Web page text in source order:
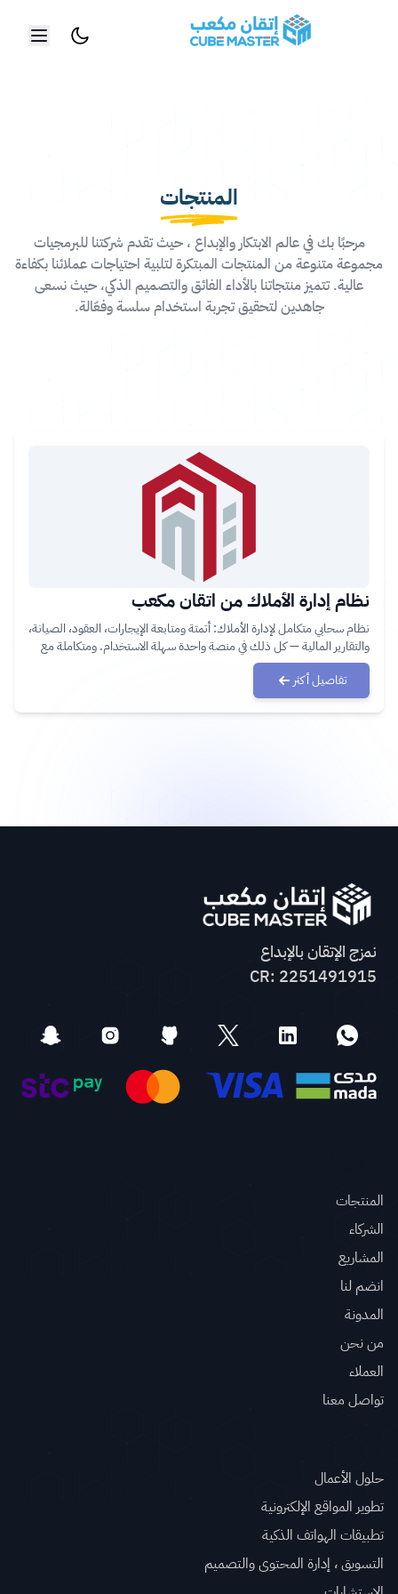
تخطي إلى المحتوى الرئيسي
المنتجات
مرحبًا بك في عالم الابتكار والإبداع ، حيث تقدم شركتنا للبرمجيات
مجموعة متنوعة من المنتجات المبتكرة لتلبية احتياجات عملائنا بكفاءة
عالية. تتميز منتجاتنا بالأداء الفائق والتصميم الذكي، حيث نسعى
جاهدين لتحقيق تجربة استخدام سلسة وفعّالة.
نظام إدارة الأملاك من اتقان مكعب
نظام سحابي متكامل لإدارة الأملاك: أتمتة ومتابعة الإيجارات، العقود، الصيانة،
والتقارير المالية — كل ذلك في منصة واحدة سهلة الاستخدام. ومتكاملة مع
الأنظمة الحكومية.
تفاصيل أكثر
نمزج الإتقان بالإبداع
CR: 2251491915
المنتجات
الشركاء
المشاريع
انضم لنا
المدونة
من نحن
العملاء
تواصل معنا
حلول الأعمال
تطوير المواقع الإلكترونية
تطبيقات الهواتف الذكية
التسويق ، إدارة المحتوى والتصميم